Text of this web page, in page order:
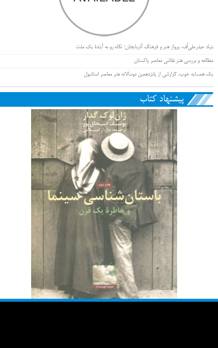
بنیاد حیدرعلی‌اُف، پرواز هنر و فرهنگ آذربایجان؛ نگاه رو به آیندۀ یک ملت
مطالعه و بررسی هنر نقاشی معاصر پاکستان
یک همسایه خوب، گزارشی از پانزدهمین دوسالانه هنر معاصر استانبول
پیشنهاد کتاب